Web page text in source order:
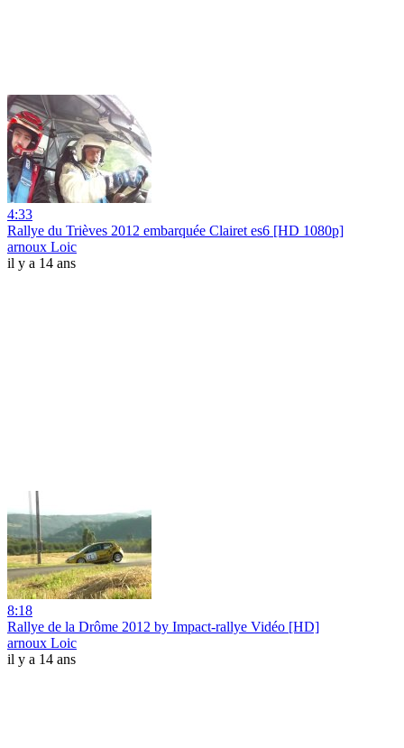
4:33
Rallye du Trièves 2012 embarquée Clairet es6 [HD 1080p]
arnoux Loic
il y a 14 ans
8:18
Rallye de la Drôme 2012 by Impact-rallye Vidéo [HD]
arnoux Loic
il y a 14 ans